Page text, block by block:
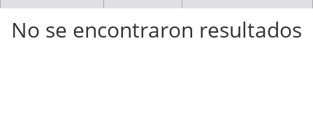
No se encontraron resultados